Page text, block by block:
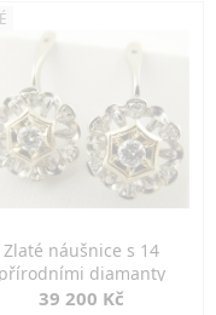
Zlaté náušnice s 14
přírodními diamanty
39 200 Kč